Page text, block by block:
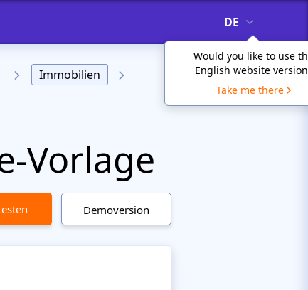
DE
Would you like to use
English website
Take me there
Immobilien
Vorlage
Demoversion